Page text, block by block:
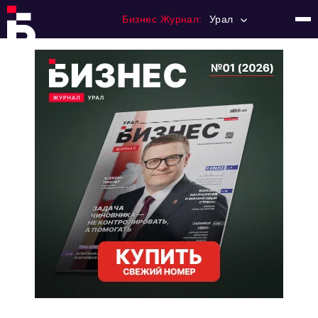
Бизнес Журнал: Урал
Тема номера